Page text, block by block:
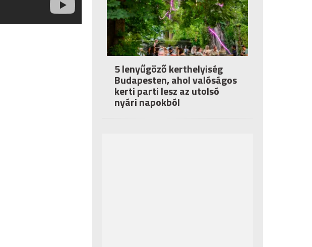
5 lenyűgöző kerthelyiség
Budapesten, ahol valóságos
kerti parti lesz az utolsó
nyári napokból